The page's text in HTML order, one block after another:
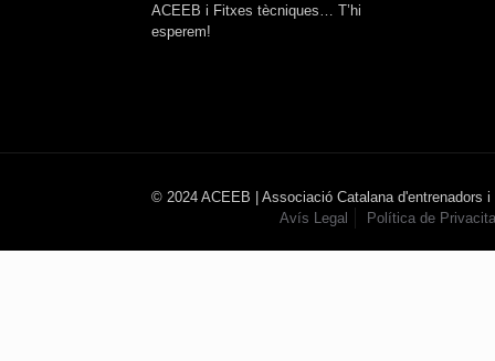
ACEEB i Fitxes tècniques… T’hi
esperem!
© 2024 ACEEB | Associació Catalana d'entrenadors
Avís Legal
Política de